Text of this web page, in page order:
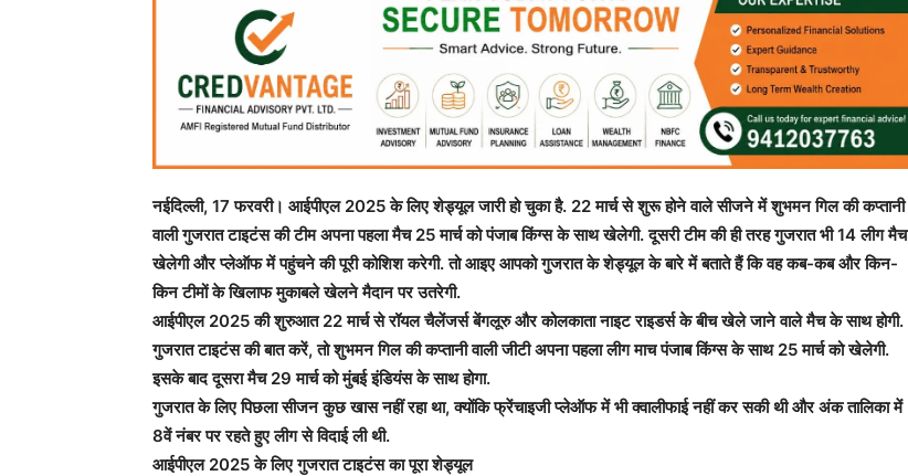
नईदिल्ली, 17 फरवरी। आईपीएल 2025 के लिए शेड्यूल जारी हो चुका है. 22 मार्च से शुरू होने वाले सीजने में शुभमन गिल की कप्तानी
वाली गुजरात टाइटंस की टीम अपना पहला मैच 25 मार्च को पंजाब किंग्स के साथ खेलेगी. दूसरी टीम की ही तरह गुजरात भी 14 लीग मैच
खेलेगी और प्लेऑफ में पहुंचने की पूरी कोशिश करेगी. तो आइए आपको गुजरात के शेड्यूल के बारे में बताते हैं कि वह कब-कब और किन-
किन टीमों के खिलाफ मुकाबले खेलने मैदान पर उतरेगी.
आईपीएल 2025 की शुरुआत 22 मार्च से रॉयल चैलेंजर्स बेंगलूरु और कोलकाता नाइट राइडर्स के बीच खेले जाने वाले मैच के साथ होगी.
गुजरात टाइटंस की बात करें, तो शुभमन गिल की कप्तानी वाली जीटी अपना पहला लीग माच पंजाब किंग्स के साथ 25 मार्च को खेलेगी.
इसके बाद दूसरा मैच 29 मार्च को मुंबई इंडियंस के साथ होगा.
गुजरात के लिए पिछला सीजन कुछ खास नहीं रहा था, क्योंकि फ्रेंचाइजी प्लेऑफ में भी क्वालीफाई नहीं कर सकी थी और अंक तालिका में
8वें नंबर पर रहते हुए लीग से विदाई ली थी.
आईपीएल 2025 के लिए गुजरात टाइटंस का पूरा शेड्यूल